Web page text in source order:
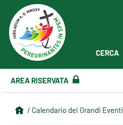
CERCA
AREA RISERVATA
/ Calendario dei Grandi Eventi